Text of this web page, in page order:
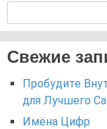
Свежие
Пробудите
для Лучшего
Имёна Цифр